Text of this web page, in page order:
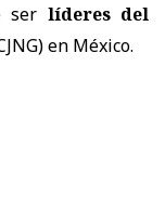
ser líderes del
en México.